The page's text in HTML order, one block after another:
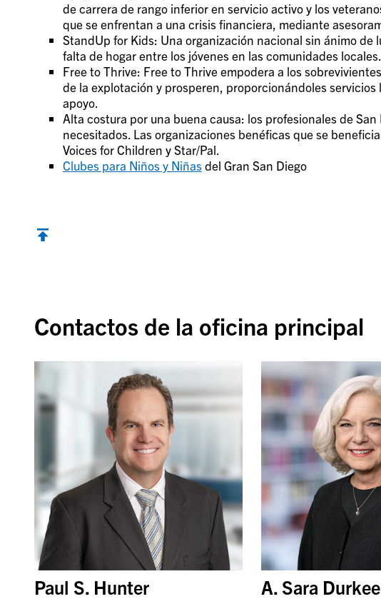
de carrera de rango inferior en servicio activo y los
que se enfrentan a una crisis financiera, mediante
StandUp for Kids: Una organización nacional sin ánimo de
falta de hogar entre los jóvenes en las comunidades locales.
Free to Thrive: Free to Thrive empodera a los
de la explotación y prosperen, proporcionándoles
apoyo.
Alta costura por una buena causa: los profesionales de
necesitados. Las organizaciones benéficas que se
Voices for Children y Star/Pal.
Clubes para Niños y Niñasdel Gran San Diego
Contactos de la oficina principal
Paul S. Hunter A. Sara Durkee